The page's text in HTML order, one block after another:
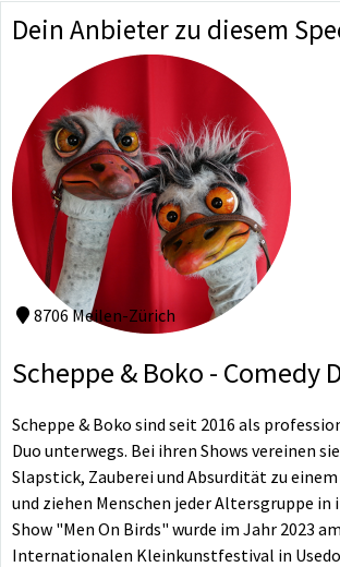
Dein Anbieter zu diesem
8706 Meilen-Zürich
Scheppe & Boko - Comedy
Scheppe & Boko sind seit 2016 als
Duo unterwegs. Bei ihren Shows vereinen
Slapstick, Zauberei und Absurdität zu
und ziehen Menschen jeder Altersgruppe in
Show "Men On Birds" wurde im Jahr 2023
Internationalen Kleinkunstfestival in